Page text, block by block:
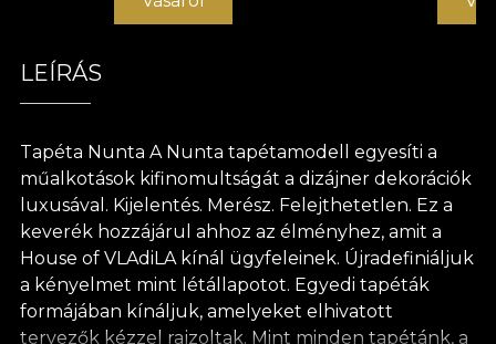
LEÍRÁS
Tapéta Nunta A Nunta tapétamodell egyesíti a
műalkotások kifinomultságát a dizájner dekorációk
luxusával. Kijelentés. Merész. Felejthetetlen. Ez a
keverék hozzájárul ahhoz az élményhez, amit a
House of VLAdiLA kínál ügyfeleinek. Újradefiniáljuk
a kényelmet mint létállapotot. Egyedi tapéták
formájában kínáljuk, amelyeket elhivatott
tervezők kézzel rajzoltak. Mint minden tapétánk, a